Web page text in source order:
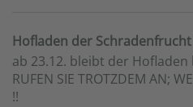
Hofladen der
ab 23.12. bleibt der Hofladen
RUFEN SIE TROTZDEM AN;
!!